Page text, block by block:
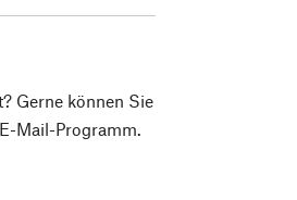
Gerne können Sie
Mail-Programm.